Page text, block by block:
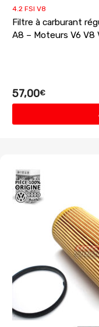
4.2 FSI V8
Filtre à carburant
A8 – Moteurs V6 V8
57,00€